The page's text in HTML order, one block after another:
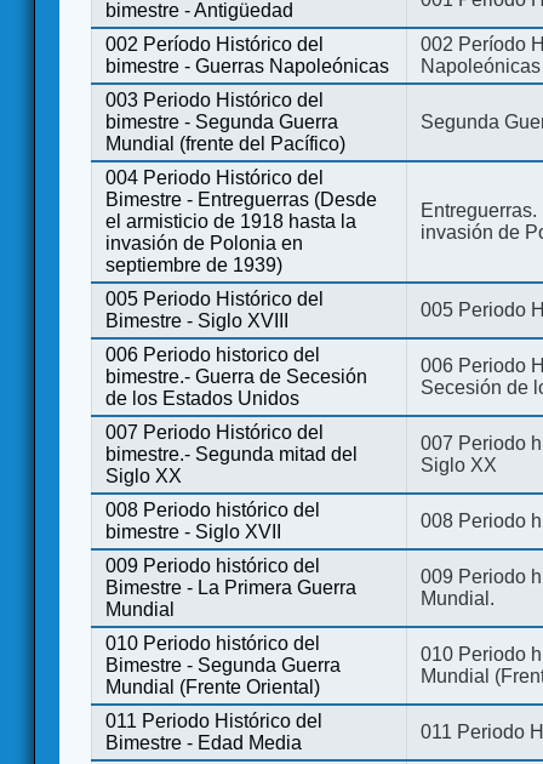
bimestre - Antigüedad
002 Período Histórico del
bimestre - Guerras Napoleónicas
002 Período
Napoleónicas
003 Periodo Histórico del
bimestre - Segunda Guerra
Mundial (frente del Pacífico)
Segunda
004 Periodo Histórico del
Bimestre - Entreguerras (Desde
el armisticio de 1918 hasta la
invasión de Polonia en
septiembre de 1939)
invasión de
005 Periodo Histórico del
Bimestre - Siglo XVIII
005 Periodo
006 Periodo historico del
bimestre.- Guerra de Secesión
de los Estados Unidos
006 Periodo
Secesión de
007 Periodo Histórico del
bimestre.- Segunda mitad del
Siglo XX
007 Periodo
Siglo XX
008 Periodo histórico del
bimestre - Siglo XVII
008 Periodo
009 Periodo histórico del
Bimestre - La Primera Guerra
Mundial
009 Periodo
Mundial.
010 Periodo histórico del
Bimestre - Segunda Guerra
Mundial (Frente Oriental)
010 Periodo
Mundial
011 Periodo Histórico del
Bimestre - Edad Media
011 Periodo